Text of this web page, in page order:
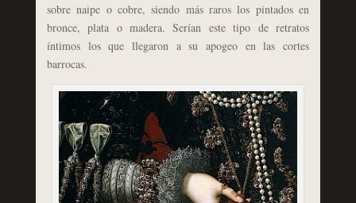
sobre naipe o cobre, siendo más raros los pintados en
bronce, plata o madera. Serían este tipo de retratos
íntimos los que llegaron a su apogeo en las cortes
barrocas.